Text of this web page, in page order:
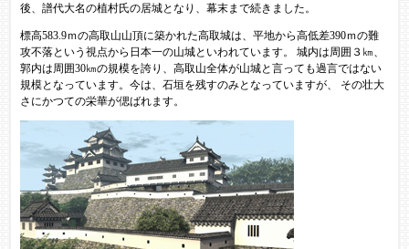
後、譜代大名の植村氏の居城となり、幕末まで続きました。
標高583.9ｍの高取山山頂に築かれた高取城は、平地から高低差390ｍの難
攻不落という視点から日本一の山城といわれています。 城内は周囲３㎞、
郭内は周囲30㎞の規模を誇り、高取山全体が山城と言っても過言ではない
規模となっています。今は、石垣を残すのみとなっていますが、 その壮大
さにかつての栄華が偲ばれます。